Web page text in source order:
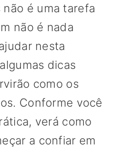
é uma tarefa
não é nada
nesta
dicas
como os
Conforme você
verá como
a confiar em